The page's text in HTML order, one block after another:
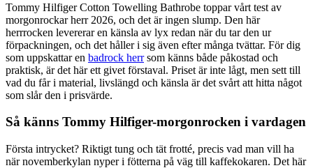
Tommy Hilfiger Cotton Towelling Bathrobe toppar vårt test av
morgonrockar herr 2026, och det är ingen slump. Den här
herrrocken levererar en känsla av lyx redan när du tar den ur
förpackningen, och det håller i sig även efter många tvättar. För dig
som uppskattar en badrock herrsom känns både påkostad och
praktisk, är det här ett givet förstaval. Priset är inte lågt, men sett till
vad du får i material, livslängd och känsla är det svårt att hitta något
som slår den i prisvärde.
Så känns Tommy Hilfiger-morgonrocken i vardagen
Första intrycket? Riktigt tung och tät frotté, precis vad man vill ha
när novemberkylan nyper i fötterna på väg till kaffekokaren. Det här